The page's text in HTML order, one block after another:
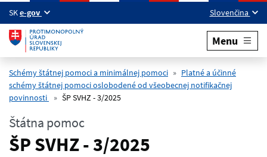
SKe-gov Slovenčina
Menu
Schémy štátnej pomoci a minimálnej pomoci
Platné a účinné
schémy štátnej pomoci oslobodené od všeobecnej notifikačnej
povinnosti
ŠP SVHZ - 3/2025
Štátna pomoc
ŠP SVHZ - 3/2025